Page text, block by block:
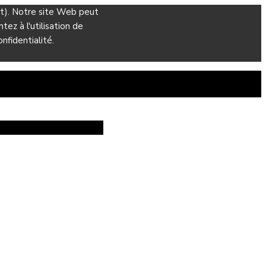
Notre site Web peut
à l'utilisation de